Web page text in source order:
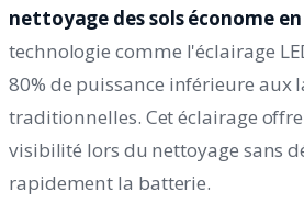
nettoyage des sols économe
technologie comme l'éclairage
80% de puissance inférieure aux
traditionnelles. Cet éclairage
visibilité lors du nettoyage sans
rapidement la batterie.